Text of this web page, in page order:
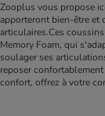
Zooplus vous propose
apporteront bien-être et
articulaires.Ces
Memory Foam, qui
soulager ses
reposer
confort, offrez à votre